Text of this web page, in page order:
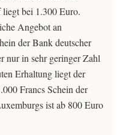
bei 1.300 Euro.
Angebot an
der Bank deutscher
nur in sehr geringer Zahl
Erhaltung liegt der
Francs Schein der
ist ab 800 Euro